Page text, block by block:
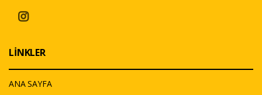
LİNKLER
ANA SAYFA